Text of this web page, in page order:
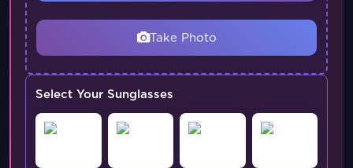
Take Photo
Select Your Sunglasses